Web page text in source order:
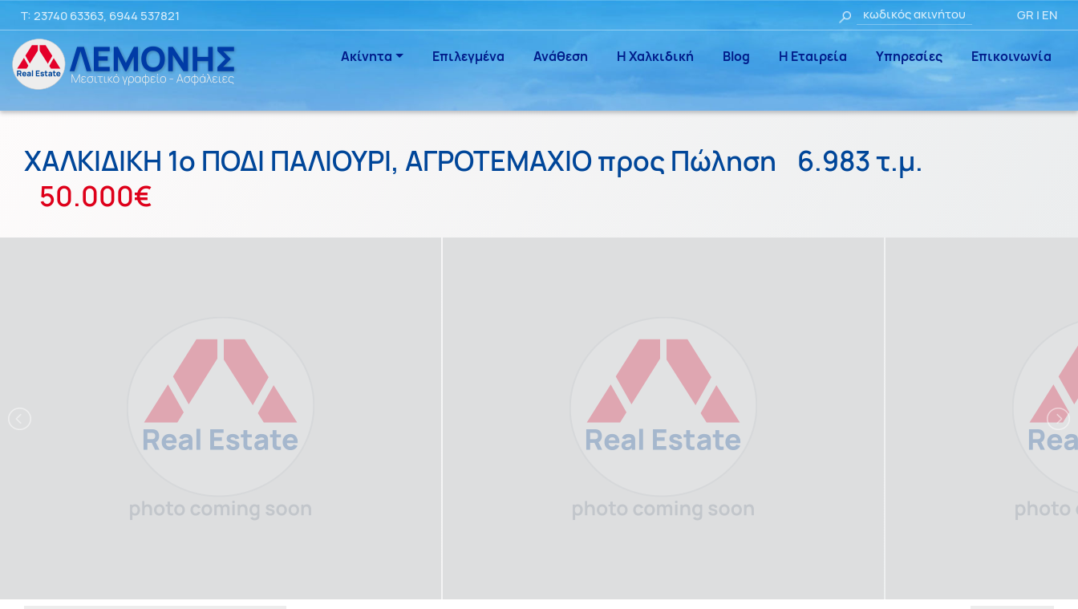
T:23740 63363, 6944 537821 GR | EN
Ακίνητα Επιλεγμένα Ανάθεση Η Χαλκιδική Blog Η Εταιρεία Υπηρεσίες Επικοινωνία
ΧΑΛΚΙΔΙΚΗ 1ο ΠΟΔΙ ΠΑΛΙΟΥΡΙ, ΑΓΡΟΤΕΜΑΧΙΟ προς Πώληση
6.983 τ.μ.
50.000€